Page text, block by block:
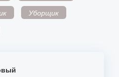
Уборщик